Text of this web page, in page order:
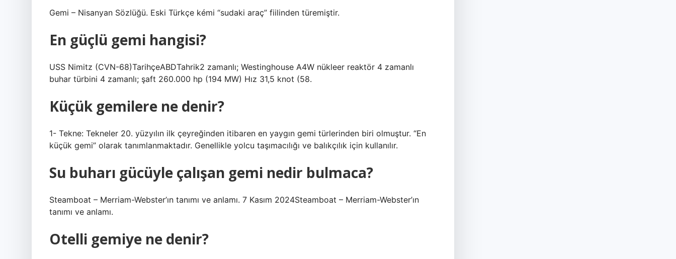
Gemi – Nisanyan Sözlüğü. Eski Türkçe kémi “sudaki araç” fiilinden türemiştir.
En güçlü gemi hangisi?
USS Nimitz (CVN-68)TarihçeABDTahrik2 zamanlı; Westinghouse A4W nükleer reaktör 4 zamanlı
buhar türbini 4 zamanlı; şaft 260.000 hp (194 MW) Hız 31,5 knot (58.
Küçük gemilere ne denir?
1- Tekne: Tekneler 20. yüzyılın ilk çeyreğinden itibaren en yaygın gemi türlerinden biri olmuştur. “En
küçük gemi” olarak tanımlanmaktadır. Genellikle yolcu taşımacılığı ve balıkçılık için kullanılır.
Su buharı gücüyle çalışan gemi nedir bulmaca?
Steamboat – Merriam-Webster’ın tanımı ve anlamı. 7 Kasım 2024Steamboat – Merriam-Webster’ın
tanımı ve anlamı.
Otelli gemiye ne denir?